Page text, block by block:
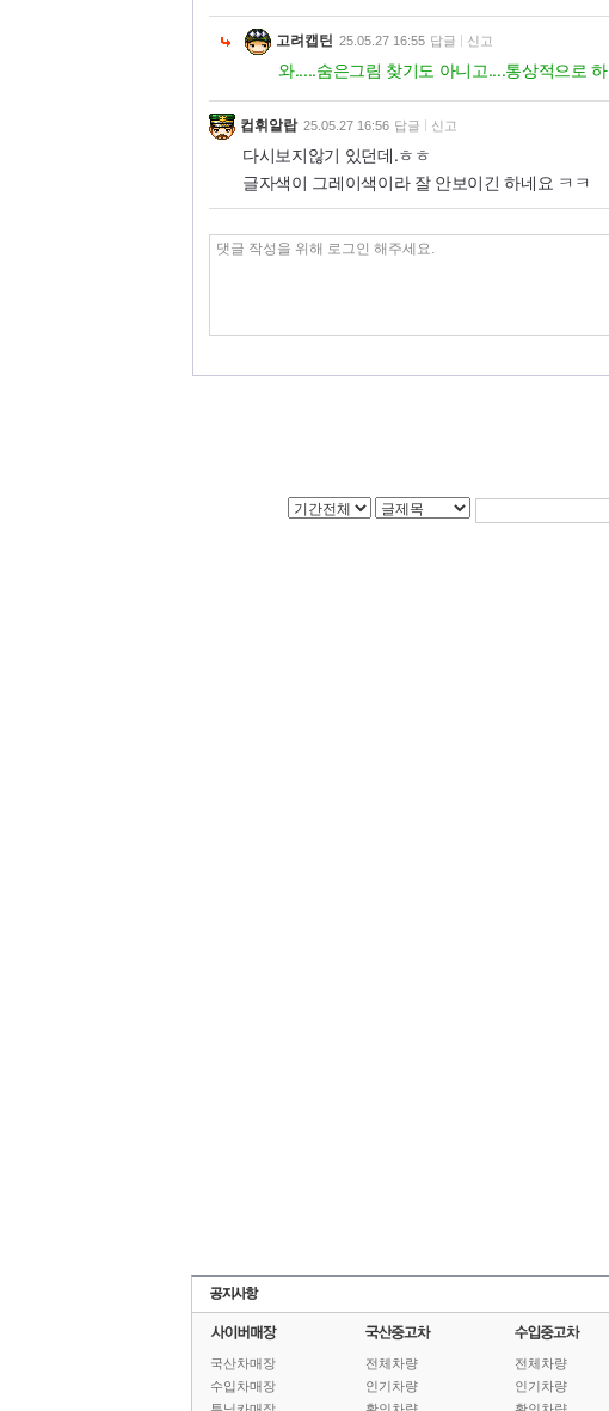
고려캡틴 25.05.27 16:55 답글 신고
와.....숨은그림 찾기도 아니고....통상적으로
컵휘알랍 25.05.27 16:56 답글 신고
다시보지않기 있던데.ㅎㅎ
글자색이 그레이색이라 잘 안보이긴 하네요 ㅋㅋ
국산차매장
수입차매장
전체차량
인기차량
전체차량
인기차량